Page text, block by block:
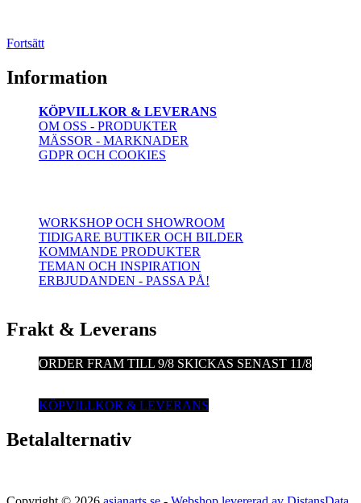
Fortsätt
Information
KÖPVILLKOR & LEVERANS
OM OSS - PRODUKTER
MÄSSOR - MARKNADER
GDPR OCH COOKIES
WORKSHOP OCH SHOWROOM
TIDIGARE BUTIKER OCH BILDER
KOMMANDE PRODUKTER
TEMAN OCH INSPIRATION
ERBJUDANDEN - PASSA PÅ!
Frakt & Leverans
ORDER FRAM TILL 9/8 SKICKAS SENAST 11/8
KÖPVILLKOR & LEVERANS
Betalalternativ